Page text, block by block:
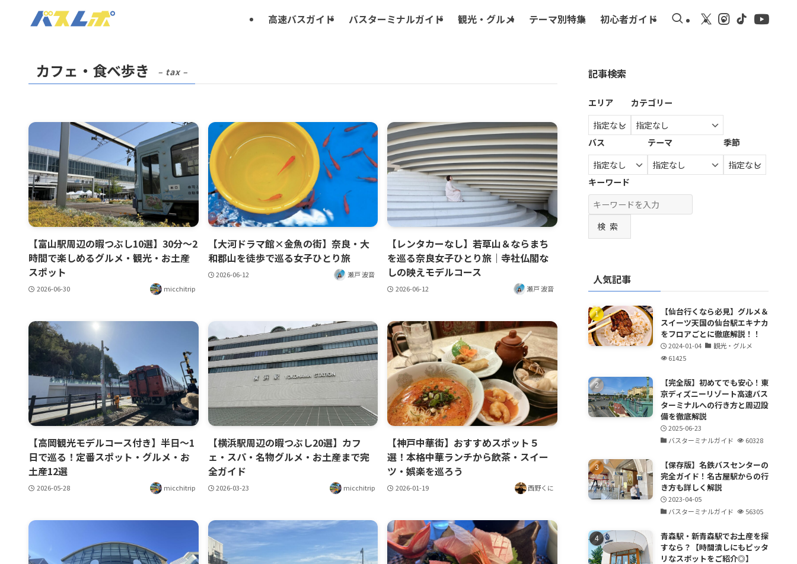
高速バスガイド バスターミナルガイド 観光・グルメ テーマ別特集 初心者ガイド
カフェ・食べ歩き – tax –
【富山駅周辺の暇つぶし10選】30分～2
時間で楽しめるグルメ・観光・お土産
スポット
2026-06-30 micchitrip
【大河ドラマ館×金魚の街】奈良・大
和郡山を徒歩で巡る女子ひとり旅
2026-06-12 瀬戸 波音
【レンタカーなし】若草山＆ならまち
を巡る奈良女子ひとり旅｜寺社仏閣な
しの映えモデルコース
2026-06-12 瀬戸 波音
【高岡観光モデルコース付き】半日〜1
日で巡る！定番スポット・グルメ・お
土産12選
2026-05-28 micchitrip
【横浜駅周辺の暇つぶし20選】カフ
ェ・スパ・名物グルメ・お土産まで完
全ガイド
2026-03-23 micchitrip
【神戸中華街】おすすめスポット５
選！本格中華ランチから飲茶・スイー
ツ・娯楽を巡ろう
2026-01-19 西野くに
記事検索
エリア カテゴリー
バス テーマ 季節
キーワード
検索
人気記事
【仙台行くなら必見】グルメ＆
スイーツ天国の仙台駅エキナカ
をフロアごとに徹底解説！！
2024-01-04
観光・グルメ
61425
【完全版】初めてでも安心！東
京ディズニーリゾート高速バス
ターミナルへの行き方と周辺設
備を徹底解説
2025-06-23
バスターミナルガイド
60328
【保存版】名鉄バスセンターの
完全ガイド！名古屋駅からの行
き方も詳しく解説
2023-04-05
バスターミナルガイド
56305
青森駅・新青森駅でお土産を探
すなら？【時間潰しにもピッタ
リなスポットをご紹介◎】